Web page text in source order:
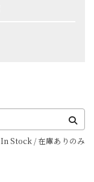
In Stock / 在庫ありのみ